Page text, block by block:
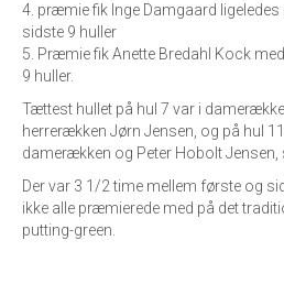
4. præmie fik Inge Damgaard
sidste 9 huller
5. Præmie fik Anette Bredahl Kock
9 huller.
Tættest hullet på hul 7 var i
herrerækken Jørn Jensen, og på hul
damerækken og Peter Hobolt
Der var 3 1/2 time mellem første og
ikke alle præmierede med på det
putting-green.